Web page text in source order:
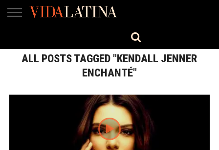
TV
ALL POSTS TAGGED "KENDALL JENNER
ENCHANTÉ"